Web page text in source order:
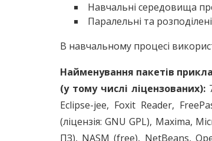
Навчальні середовища
Паралельні та
В навчальному процесі
Найменування пакетів
(у тому числі ліцензованих):
Eclipse-jee, Foxit Reader,
(ліцензія: GNU GPL), Maxima,
ПЗ), NASM (free), NetBeans,